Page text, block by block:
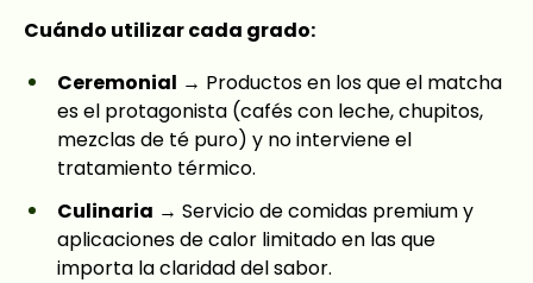
Cuándo utilizar cada grado:
Ceremonial → Productos en los que el matcha
es el protagonista (cafés con leche, chupitos,
mezclas de té puro) y no interviene el
tratamiento térmico.
Culinaria → Servicio de comidas premium y
aplicaciones de calor limitado en las que
importa la claridad del sabor.